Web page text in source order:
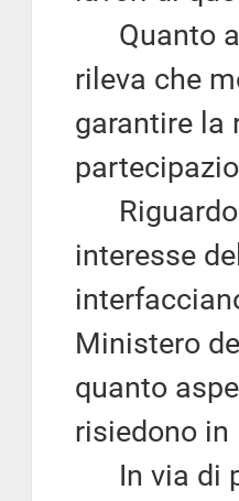
Quanto al
rileva che
garantire la
Riguardo
interesse
Ministero
quanto
risiedono in
In via di